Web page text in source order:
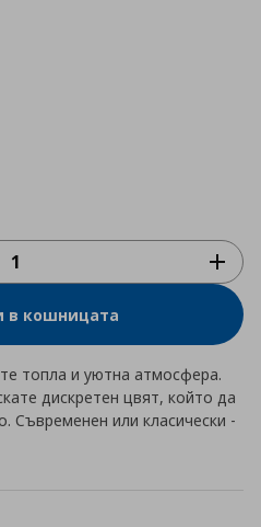
в кошницата
топла и уютна атмосфера.
дискретен цвят, който да
Съвременен или класически -